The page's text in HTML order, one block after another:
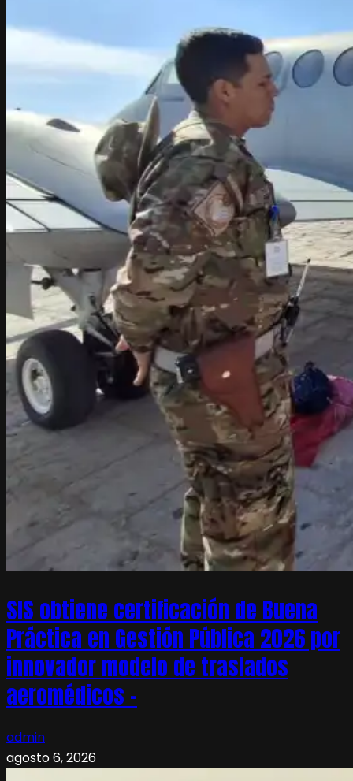
SIS obtiene certificación de Buena
Práctica en Gestión Pública 2026 por
innovador modelo de traslados
aeromédicos –
admin
agosto 6, 2026